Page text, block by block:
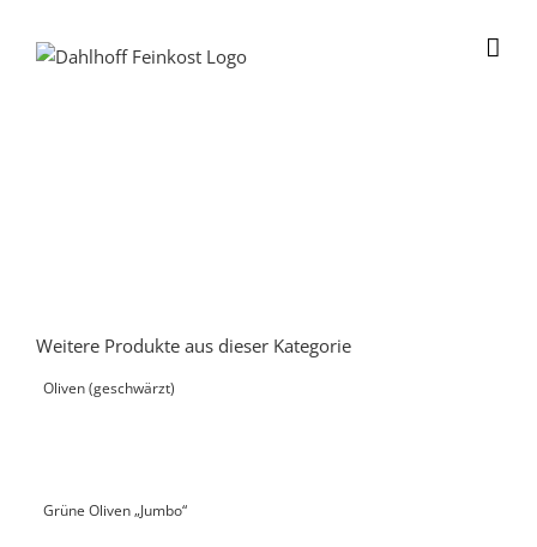
Weitere Produkte aus dieser Kategorie
Oliven (geschwärzt)
Grüne Oliven „Jumbo“